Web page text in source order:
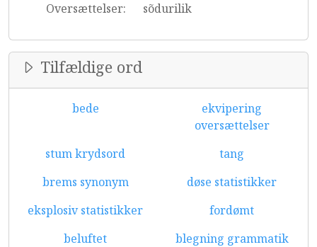
Oversættelser:
sõdurilik
Tilfældige ord
bede
ekvipering
oversættelser
stum krydsord
tang
brems synonym
døse statistikker
eksplosiv statistikker
fordømt
beluftet
blegning grammatik